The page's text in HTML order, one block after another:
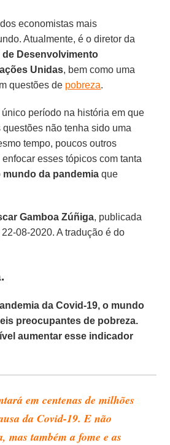
economistas mais
Atualmente, é o diretor da
de Desenvolvimento
Unidas, bem como uma
questões de pobreza.
período na história em que
não tenha sido uma
tempo, poucos outros
esses tópicos com tanta
mundo da pandemia que
Gamboa Zúñiga, publicada
22-08-2020. A tradução é do
da Covid-19, o mundo
preocupantes de pobreza.
aumentar esse indicador
em centenas de milhões
da Covid-19. E não
mas também a fome e as